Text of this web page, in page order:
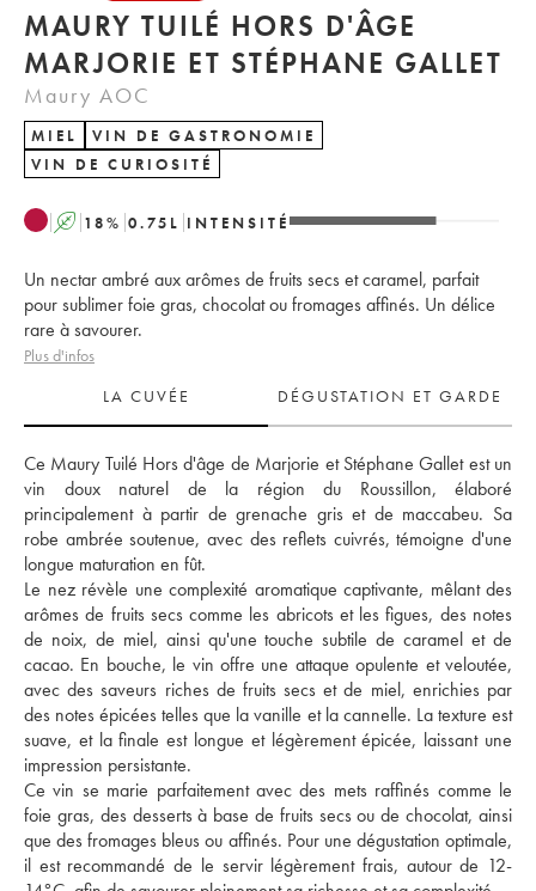
MAURY TUILÉ HORS D'ÂGE
MARJORIE ET STÉPHANE GALLET
Maury AOC
MIEL
VIN DE GASTRONOMIE
VIN DE CURIOSITÉ
A 18% 0.75 L INTENSITÉ
Un nectar ambré aux arômes de fruits secs et caramel, parfait
pour sublimer foie gras, chocolat ou fromages affinés. Un délice
rare à savourer.
Plus d'infos
LA CUVÉE
DÉGUSTATION ET GARDE
Ce Maury Tuilé Hors d'âge de Marjorie et Stéphane Gallet est un
vin doux naturel de la région du Roussillon, élaboré
principalement à partir de grenache gris et de maccabeu. Sa
robe ambrée soutenue, avec des reflets cuivrés, témoigne d'une
longue maturation en fût.
Le nez révèle une complexité aromatique captivante, mêlant des
arômes de fruits secs comme les abricots et les figues, des notes
de noix, de miel, ainsi qu'une touche subtile de caramel et de
cacao. En bouche, le vin offre une attaque opulente et veloutée,
avec des saveurs riches de fruits secs et de miel, enrichies par
des notes épicées telles que la vanille et la cannelle. La texture est
suave, et la finale est longue et légèrement épicée, laissant une
impression persistante.
Ce vin se marie parfaitement avec des mets raffinés comme le
foie gras, des desserts à base de fruits secs ou de chocolat, ainsi
que des fromages bleus ou affinés. Pour une dégustation optimale,
il est recommandé de le servir légèrement frais, autour de 12-